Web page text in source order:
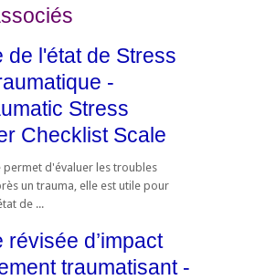
de l'état de Stress
-
Stress
Checklist Scale
permet d'évaluer les troubles
un trauma, elle est utile pour
de ...
révisée d’impact
traumatisant -